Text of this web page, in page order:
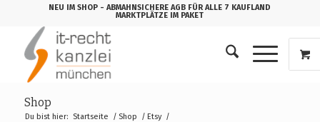
NEU IM SHOP - ABMAHNSICHERE AGB FÜR ALLE 7 KAUFLAND
MARKTPLÄTZE IM PAKET
Shop
Du bist hier: Startseite / Shop / Etsy /